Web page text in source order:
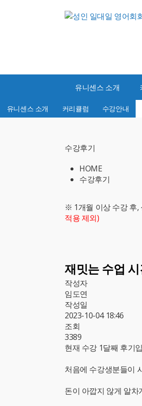
유니센스 소개
유니센스 소개 커리큘럼 수강안내
수강후기
HOME
수강후기
※ 1개월 이상 수강 후,
적용 제외)
재밋는 수업
작성자
임도연
작성일
2023-10-04 18:46
조회
3389
현재 수강 1달째 후기
처음에 수강생분들이
돈이 아깝지 않게 알